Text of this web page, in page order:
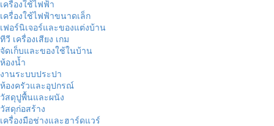
เครื่องใช้ไฟฟ้า
เครื่องใช้ไฟฟ้าขนาดเล็ก
เฟอร์นิเจอร์และของแต่งบ้าน
ทีวี เครื่องเสียง เกม
จัดเก็บและของใช้ในบ้าน
ห้องน้ำ
งานระบบประปา
ห้องครัวและอุปกรณ์
วัสดุปูพื้นและผนัง
วัสดุก่อสร้าง
เครื่องมือช่างและฮาร์ดแวร์